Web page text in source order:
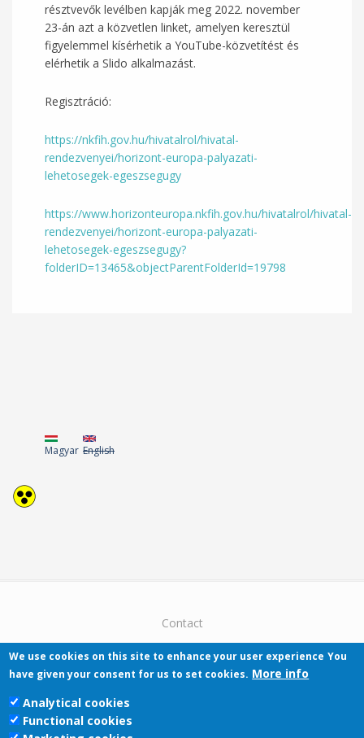
résztvevők levélben kapják meg 2022. november
23-án azt a közvetlen linket, amelyen keresztül
figyelemmel kísérhetik a YouTube-közvetítést és
elérhetik a Slido alkalmazást.
Regisztráció:
https://nkfih.gov.hu/hivatalrol/hivatal-
rendezvenyei/horizont-europa-palyazati-
lehetosegek-egeszsegugy
https://www.horizonteuropa.nkfih.gov.hu/hivatalrol/hivatal-
rendezvenyei/horizont-europa-palyazati-
lehetosegek-egeszsegugy?
folderID=13465&objectParentFolderId=19798
Magyar English
Contact
Pécsi Tudományegyetem | Kancellária |
We use cookies on this site to enhance your user experience You
have given your consent for us to set cookies. More info
Analytical cookies
Functional cookies